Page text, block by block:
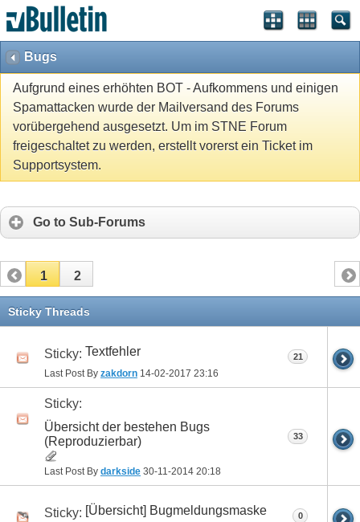
Bugs
Aufgrund eines erhöhten BOT - Aufkommens und einigen
Spamattacken wurde der Mailversand des Forums
vorübergehend ausgesetzt. Um im STNE Forum
freigeschaltet zu werden, erstellt vorerst ein Ticket im
Supportsystem.
Go to Sub-Forums
1 2
Sticky Threads
Sticky: Textfehler
Last Post By zakdorn 14-02-2017 23:16
21
Sticky:
Übersicht der bestehen Bugs
(Reproduzierbar)
Last Post By darkside 30-11-2014 20:18
33
Sticky: [Übersicht] Bugmeldungsmaske 0